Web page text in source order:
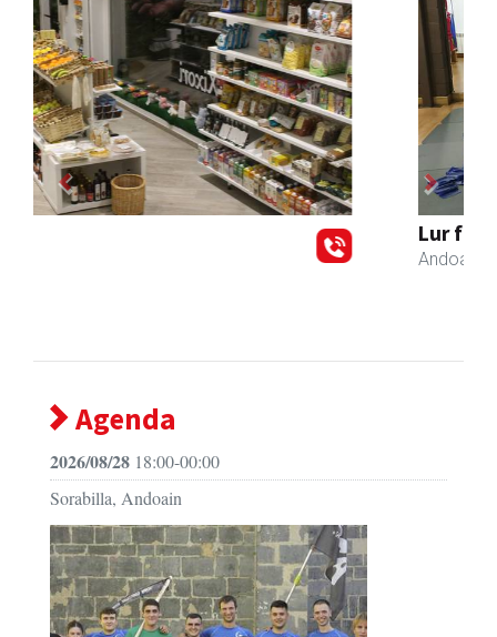
Lur fisioterapia eta pilates zentroa
Previous Next
Agenda
2026/08/28 18:00-00:00
Sorabilla, Andoain